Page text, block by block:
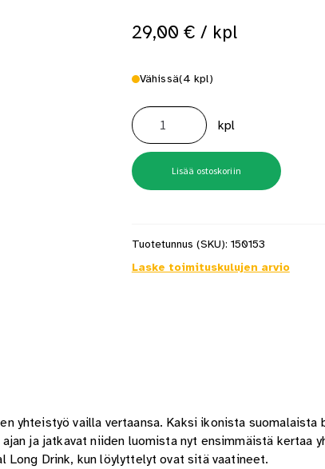
29,00 € / kpl
Vähissä(4 kpl)
Harvia
x
Original
lämpö-
kosteusmittari
määrä
kpl
Lisää ostoskoriin
Tuotetunnus (SKU): 150153
Laske toimituskulujen arvio
yhteistyö vailla vertaansa. Kaksi ikonista suomalaista
ja jatkavat niiden luomista nyt ensimmäistä kertaa
Long Drink, kun löylyttelyt ovat sitä vaatineet.